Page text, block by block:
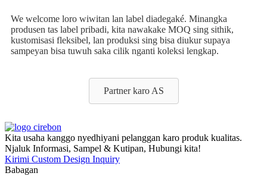
We welcome loro wiwitan lan label diadegaké. Minangka
produsen tas label pribadi, kita nawakake MOQ sing sithik,
kustomisasi fleksibel, lan produksi sing bisa diukur supaya
sampeyan bisa tuwuh saka cilik nganti koleksi lengkap.
Partner karo AS
Kita usaha kanggo nyedhiyani pelanggan karo produk kualitas.
Njaluk Informasi, Sampel & Kutipan, Hubungi kita!
Kirimi Custom Design Inquiry
Babagan